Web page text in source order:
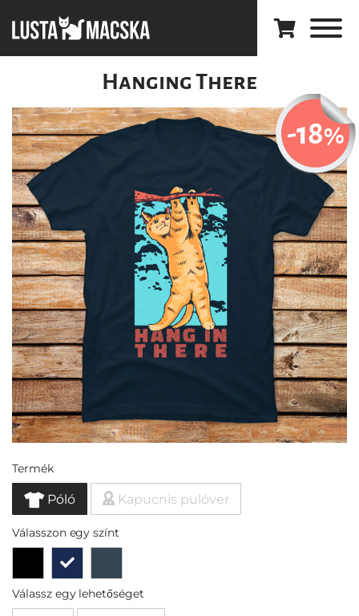
Hanging There
-18%
Termék
Póló Kapucnis pulóver
Válasszon egy színt
Válassz egy lehetőséget